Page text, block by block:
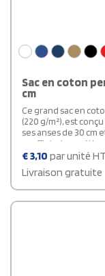
Sac en coton
cm
Ce grand sac en
(220 g/m²), est
ses anses de 30 cm
soufflets. Les
shopping sont
l'ensemble de la
et certifiée. Le
durabilité et
€3,10 par unité
Livraison gratuite